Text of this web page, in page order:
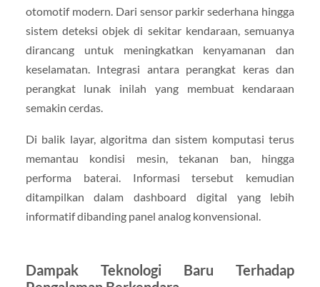
otomotif modern. Dari sensor parkir sederhana hingga
sistem deteksi objek di sekitar kendaraan, semuanya
dirancang untuk meningkatkan kenyamanan dan
keselamatan. Integrasi antara perangkat keras dan
perangkat lunak inilah yang membuat kendaraan
semakin cerdas.
Di balik layar, algoritma dan sistem komputasi terus
memantau kondisi mesin, tekanan ban, hingga
performa baterai. Informasi tersebut kemudian
ditampilkan dalam dashboard digital yang lebih
informatif dibanding panel analog konvensional.
Dampak Teknologi Baru Terhadap